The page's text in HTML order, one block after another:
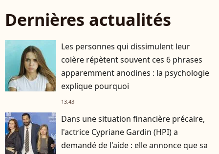
Dernières actualités
Les personnes qui dissimulent leur
colère répètent souvent ces 6 phrases
apparemment anodines : la psychologie
explique pourquoi
13:43
Dans une situation financière précaire,
l'actrice Cypriane Gardin (HPI) a
demandé de l'aide : elle annonce que sa